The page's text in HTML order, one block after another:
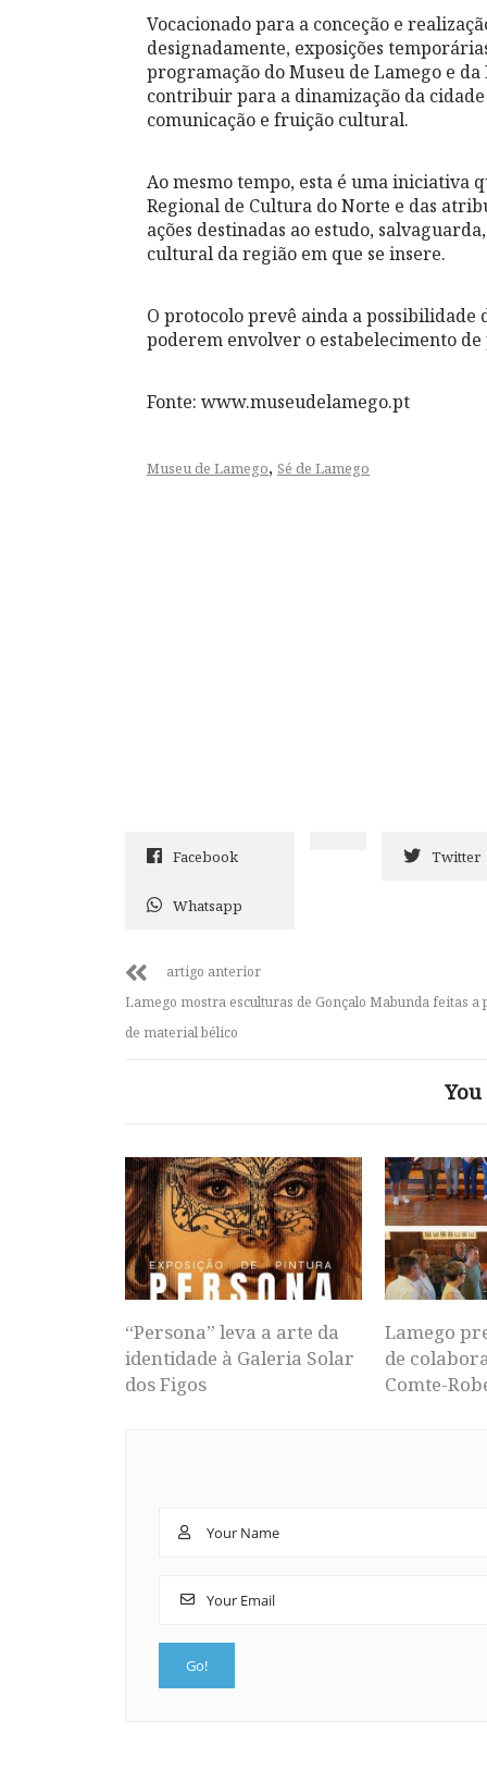
Vocacionado para a conceção e
designadamente, exposições
programação do Museu de Lamego e
contribuir para a dinamização da
comunicação e fruição cultural.
Ao mesmo tempo, esta é uma iniciativa
Regional de Cultura do Norte e das
ações destinadas ao estudo,
cultural da região em que se insere.
O protocolo prevê ainda a
poderem envolver o estabelecimento
Fonte: www.museudelamego.pt
Museu de Lamego, Sé de Lamego
Facebook Twitter
Whatsapp
artigo anterior
Lamego mostra esculturas de Gonçalo Mabunda feitas a
de material bélico
“Persona” leva a arte da
identidade à Galeria Solar
dos Figos
Lamego
de
Comte-